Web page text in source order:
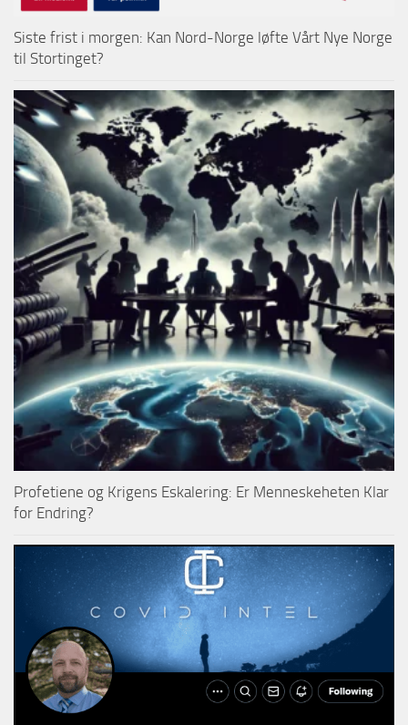
Siste frist i morgen: Kan Nord-Norge løfte Vårt Nye Norge
til Stortinget?
Profetiene og Krigens Eskalering: Er Menneskeheten Klar
for Endring?